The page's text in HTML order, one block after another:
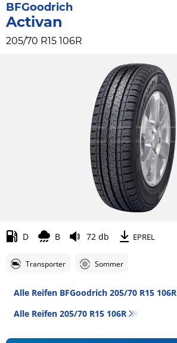
BFGoodrich
Activan
205/70 R15 106R
D B 72 db EPREL
Transporter Sommer
Alle Reifen BFGoodrich 205/70 R15 106R
Alle Reifen‎ 205/70 R15 106R